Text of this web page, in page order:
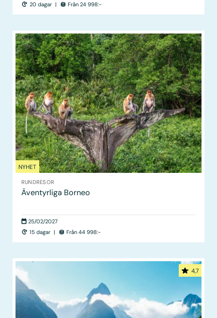
20 dagar | Från 24 998:-
NYHET
RUNDRESOR
Äventyrliga Borneo
25/02/2027
15 dagar | Från 44 998:-
4,7